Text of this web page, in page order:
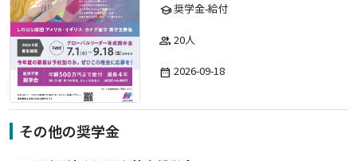
school奨学金-給付
group 20人
date_range 2026-09-18
その他の奨学金